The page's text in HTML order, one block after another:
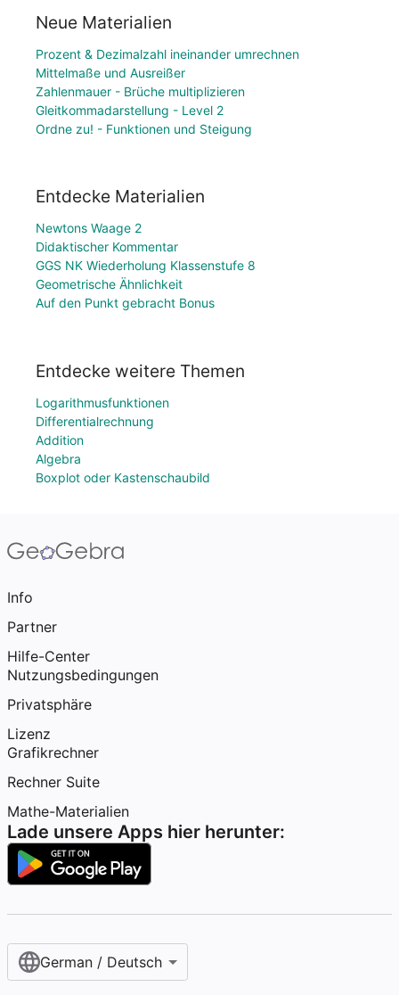
Neue Materialien
Prozent & Dezimalzahl ineinander umrechnen
Mittelmaße und Ausreißer
Zahlenmauer - Brüche multiplizieren
Gleitkommadarstellung - Level 2
Ordne zu! - Funktionen und Steigung
Entdecke Materialien
Newtons Waage 2
Didaktischer Kommentar
GGS NK Wiederholung Klassenstufe 8
Geometrische Ähnlichkeit
Auf den Punkt gebracht Bonus
Entdecke weitere Themen
Logarithmusfunktionen
Differentialrechnung
Addition
Algebra
Boxplot oder Kastenschaubild
Info
Partner
Hilfe-Center
Nutzungsbedingungen
Privatsphäre
Lizenz
Grafikrechner
Rechner Suite
Mathe-Materialien
Lade unsere Apps hier herunter:
German / Deutsch